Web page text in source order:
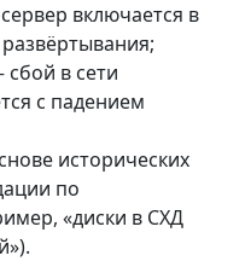
включается в
в сети
с падением
исторических
по
«диски в СХД